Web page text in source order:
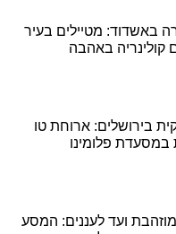
באשדוד: מטיילים בעיר
קולינריה באהבה
בירושלים: ארוחת טו
פלומינו
ועד לעננים: המסע